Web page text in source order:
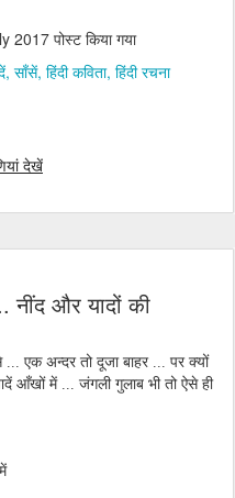
2017पोस्ट किया गया
साँसें हिंदी कविता हिंदी रचना
देखें
नींद और यादों की
एक अन्दर तो दूजा बाहर ... पर क्यों
आँखों में ... जंगली गुलाब भी तो ऐसे ही